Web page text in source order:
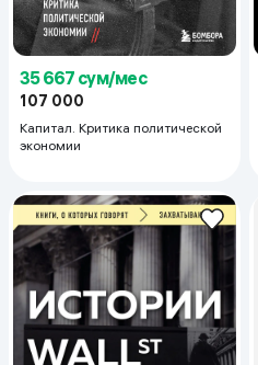
35 667 сум/мес
107 000
Капитал. Критика политической
экономии